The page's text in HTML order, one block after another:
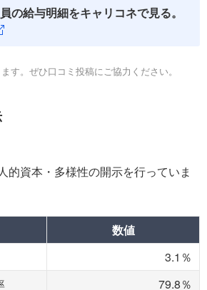
の給与明細をキャリコネで見る。
す。ぜひ口コミ投稿にご協力ください。
的資本・多様性の開示を行っていま
数値
3.1％
79.8％